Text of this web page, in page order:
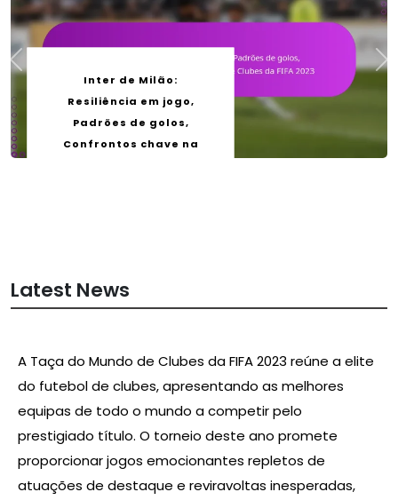
Inter de Milão:
Resiliência em jogo,
Padrões de golos,
Confrontos chave na
Latest News
A Taça do Mundo de Clubes da FIFA 2023 reúne a elite
do futebol de clubes, apresentando as melhores
equipas de todo o mundo a competir pelo
prestigiado título. O torneio deste ano promete
proporcionar jogos emocionantes repletos de
atuações de destaque e reviravoltas inesperadas,